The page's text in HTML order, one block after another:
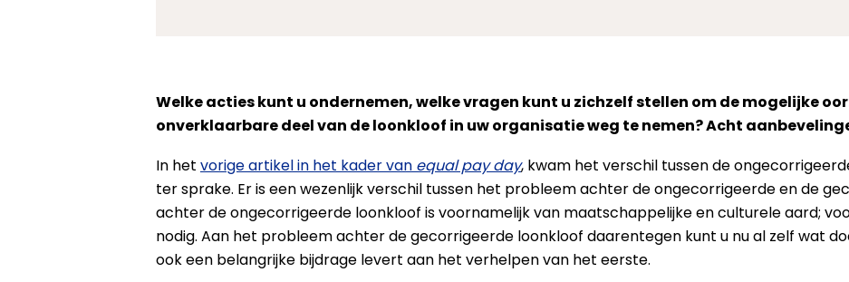
Welke acties kunt u ondernemen, welke vragen kunt u zichzelf stellen om de mogelijke
onverklaarbare deel van de loonkloof in uw organisatie weg te nemen? Acht
In het vorige artikel in het kader van equal pay day, kwam het verschil tussen de
ter sprake. Er is een wezenlijk verschil tussen het probleem achter de ongecorrigeerde en de
achter de ongecorrigeerde loonkloof is voornamelijk van maatschappelijke en culturele aard;
nodig. Aan het probleem achter de gecorrigeerde loonkloof daarentegen kunt u nu al zelf wat
ook een belangrijke bijdrage levert aan het verhelpen van het eerste.